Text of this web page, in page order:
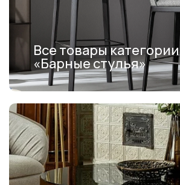
Все товары категории
«Барные стулья»